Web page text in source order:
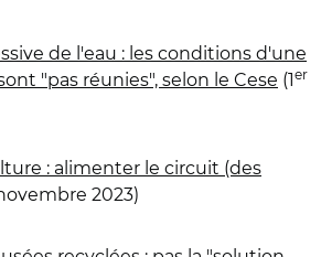
de l'eau : les conditions d'une
"pas réunies", selon le Cese (1er
: alimenter le circuit (des
2023)